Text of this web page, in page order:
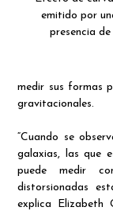
emitido por
presencia
medir sus formas
gravitacionales.
“Cuando se
galaxias, las que
puede medir
distorsionadas
explica Elizabeth